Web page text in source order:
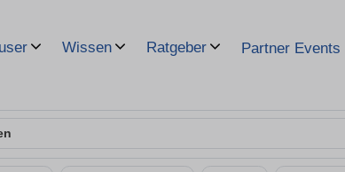
Wissen Ratgeber Partner Events